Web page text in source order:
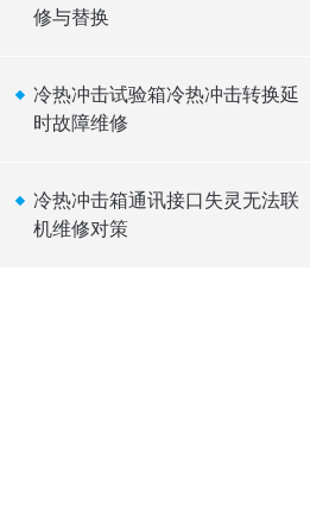
修与替换
冷热冲击试验箱冷热冲击转换延
时故障维修
冷热冲击箱通讯接口失灵无法联
机维修对策